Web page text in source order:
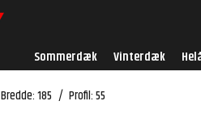
Sommerdæk Vinterdæk
Bredde: 185 / Profil: 55